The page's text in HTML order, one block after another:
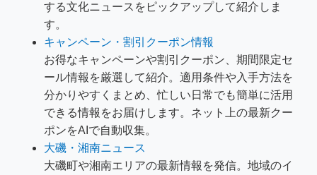
する文化ニュースをピックアップして紹介しま
す。
キャンペーン・割引クーポン情報
お得なキャンペーンや割引クーポン、期間限定セ
ール情報を厳選して紹介。適用条件や入手方法を
分かりやすくまとめ、忙しい日常でも簡単に活用
できる情報をお届けします。ネット上の最新クー
ポンをAIで自動収集。
大磯・湘南ニュース
大磯町や湘南エリアの最新情報を発信。地域のイ